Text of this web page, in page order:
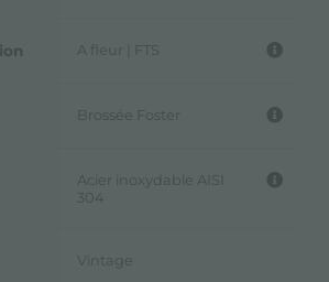
A fleur | FTS
Brossée Foster
Acier inoxydable AISI
304
Vintage